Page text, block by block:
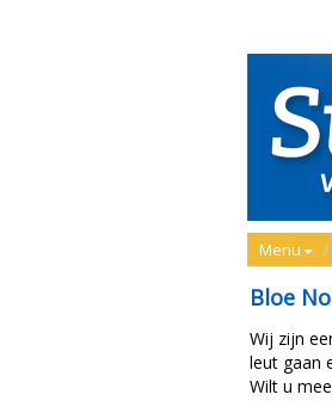
Menu
Bloe
Wij zijn
leut gaan
Wilt u